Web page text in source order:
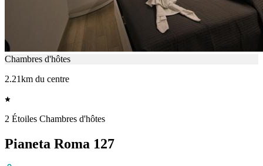
Chambres d'hôtes
2.21km du centre
2 Étoiles Chambres d'hôtes
Pianeta Roma 127